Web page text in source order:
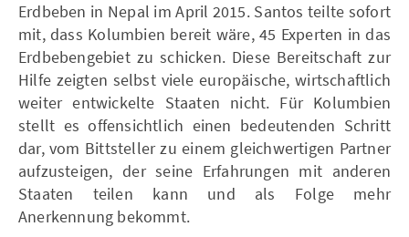
Erdbeben in Nepal im April 2015. Santos teilte sofort
mit, dass Kolumbien bereit wäre, 45 Experten in das
Erdbebengebiet zu schicken. Diese Bereitschaft zur
Hilfe zeigten selbst viele europäische, wirtschaftlich
weiter entwickelte Staaten nicht. Für Kolumbien
stellt es offensichtlich einen bedeutenden Schritt
dar, vom Bittsteller zu einem gleichwertigen Partner
aufzusteigen, der seine Erfahrungen mit anderen
Staaten teilen kann und als Folge mehr
Anerkennung bekommt.